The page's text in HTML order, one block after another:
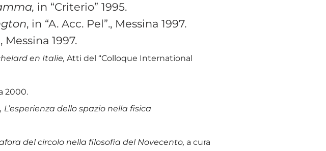
in “Criterio” 1995.
, in “A. Acc. Pel”., Messina 1997.
Messina 1997.
en Italie,Atti del “Colloque International
2000.
L’esperienza dello spazio nella fisica
del circolo nella filosofia del Novecento, a cura